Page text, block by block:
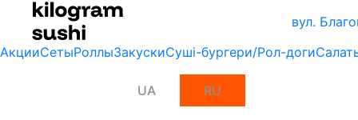
вул.
АкцииСетыРоллыЗакускиСуші-бургери/Рол-доги
UA RU